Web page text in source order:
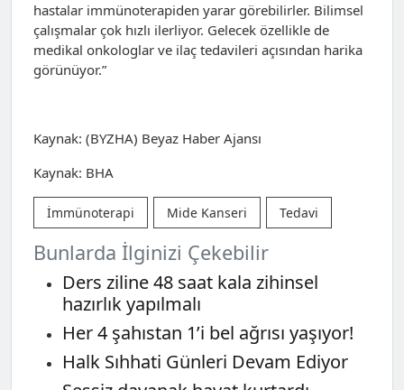
hastalar immünoterapiden yarar görebilirler. Bilimsel
çalışmalar çok hızlı ilerliyor. Gelecek özellikle de
medikal onkologlar ve ilaç tedavileri açısından harika
görünüyor.”
Kaynak: (BYZHA) Beyaz Haber Ajansı
Kaynak: BHA
İmmünoterapi Mide Kanseri Tedavi
Bunlarda İlginizi Çekebilir
Ders ziline 48 saat kala zihinsel
hazırlık yapılmalı
Her 4 şahıstan 1’i bel ağrısı yaşıyor!
Halk Sıhhati Günleri Devam Ediyor